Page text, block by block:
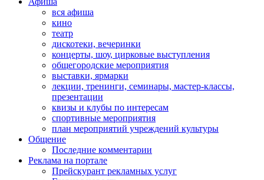
вся афиша
кино
театр
дискотеки, вечеринки
концерты, шоу, цирковые выступления
общегородские мероприятия
выставки, ярмарки
лекции, тренинги, семинары, мастер-классы,
презентации
квизы и клубы по интересам
спортивные мероприятия
план мероприятий учреждений культуры
Общение
Последние комментарии
Реклама на портале
Прейскурант рекламных услуг